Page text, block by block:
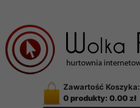
Zawartość Koszyka:
0 produkty: 0.00 zł